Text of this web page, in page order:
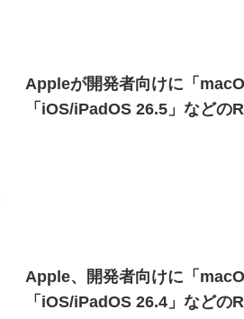
Appleが開発者向けに「
「iOS/iPadOS 26.5」などの
Apple、開発者向けに「
「iOS/iPadOS 26.4」などの